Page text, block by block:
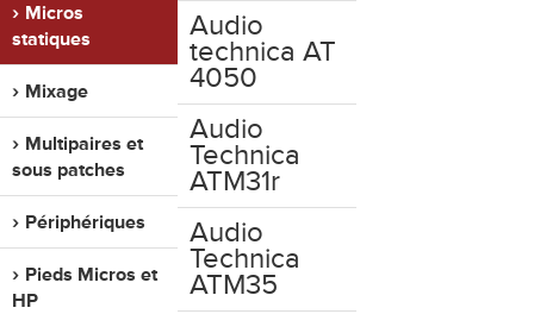
Micros
statiques
Mixage
Multipaires et
sous patches
Périphériques
Pieds Micros et
HP
Audio
technica AT
4050
Audio
Technica
ATM31r
Audio
Technica
ATM35